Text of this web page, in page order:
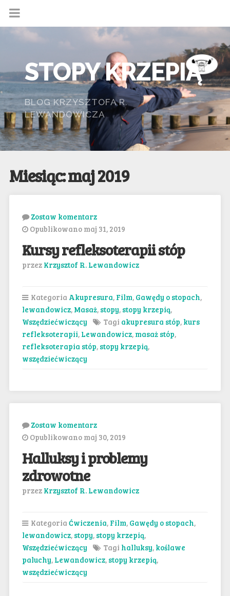
STOPY KRZEPIĄ
BLOG KRZYSZTOFA R.
LEWANDOWICZA
Miesiąc: maj 2019
Zostaw komentarz
Opublikowano maj 31, 2019
Kursy refleksoterapii stóp
przez Krzysztof R. Lewandowicz
Kategoria Akupresura, Film, Gawędy o stopach,
lewandowicz, Masaż, stopy, stopy krzepią,
Wszędziećwiczący
Tagi akupresura stóp, kurs
refleksoterapii, Lewandowicz, masaż stóp,
refleksoterapia stóp, stopy krzepią,
wszędziećwiczący
Zostaw komentarz
Opublikowano maj 30, 2019
Halluksy i problemy
zdrowotne
przez Krzysztof R. Lewandowicz
Kategoria Ćwiczenia, Film, Gawędy o stopach,
lewandowicz, stopy, stopy krzepią,
Wszędziećwiczący
Tagi halluksy, koślawe
paluchy, Lewandowicz, stopy krzepią,
wszędziećwiczący